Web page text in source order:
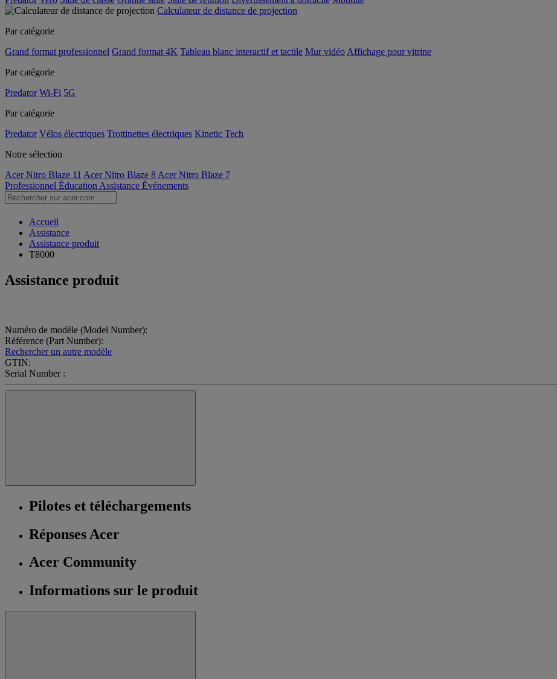
Calculateur de distance de projection
Par catégorie
Grand format professionnel Grand format 4K Tableau blanc interactif et tactile Mur vidéo Affichage pour vitrine
Par catégorie
Predator Wi-Fi 5G
Par catégorie
Predator Vélos électriques Trottinettes électriques Kinetic Tech
Notre sélection
Acer Nitro Blaze 11 Acer Nitro Blaze 8 Acer Nitro Blaze 7
Professionnel Éducation Assistance Événements
Accueil
Assistance
Assistance produit
T8000
Assistance produit
Numéro de modèle (Model Number):
Référence (Part Number):
Rechercher un autre modèle
GTIN:
Serial Number :
Pilotes et téléchargements
Réponses Acer
Acer Community
Informations sur le produit